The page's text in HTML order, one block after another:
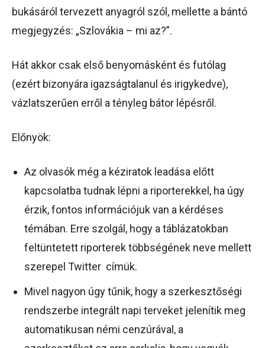
bukásáról tervezett anyagról szól, mellette a bántó
megjegyzés: „Szlovákia – mi az?”.
Hát akkor csak első benyomásként és futólag
(ezért bizonyára igazságtalanul és irigykedve),
vázlatszerűen erről a tényleg bátor lépésről.
Előnyök:
Az olvasók még a kéziratok leadása előtt
kapcsolatba tudnak lépni a riporterekkel, ha úgy
érzik, fontos információjuk van a kérdéses
témában. Erre szolgál, hogy a táblázatokban
feltüntetett riporterek többségének neve mellett
szerepel Twitter címük.
Mivel nagyon úgy tűnik, hogy a szerkesztőségi
rendszerbe integrált napi terveket jelenítik meg
automatikusan némi cenzúrával, a